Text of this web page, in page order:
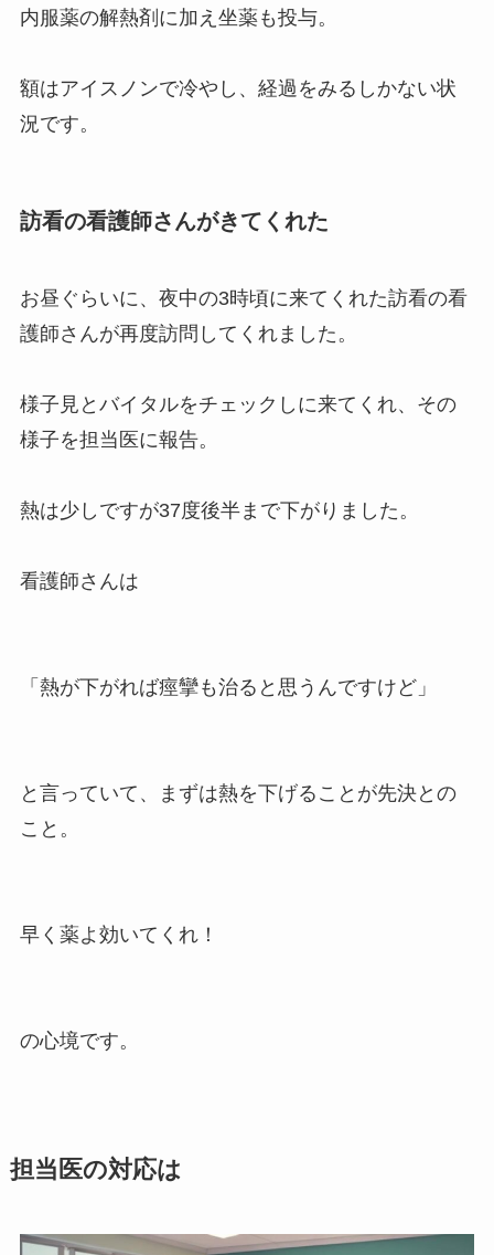
内服薬の解熱剤に加え坐薬も投与。
額はアイスノンで冷やし、経過をみるしかない状
況です。
訪看の看護師さんがきてくれた
お昼ぐらいに、夜中の3時頃に来てくれた訪看の看
護師さんが再度訪問してくれました。
様子見とバイタルをチェックしに来てくれ、その
様子を担当医に報告。
熱は少しですが37度後半まで下がりました。
看護師さんは
「熱が下がれば痙攣も治ると思うんですけど」
と言っていて、まずは熱を下げることが先決との
こと。
早く薬よ効いてくれ！
の心境です。
担当医の対応は